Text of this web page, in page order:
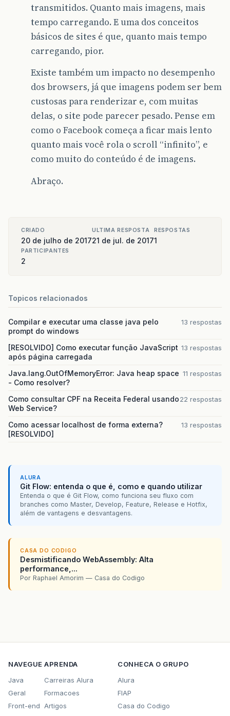
transmitidos. Quanto mais imagens, mais
tempo carregando. E uma dos conceitos
básicos de sites é que, quanto mais tempo
carregando, pior.
Existe também um impacto no desempenho
dos browsers, já que imagens podem ser bem
custosas para renderizar e, com muitas
delas, o site pode parecer pesado. Pense em
como o Facebook começa a ficar mais lento
quanto mais você rola o scroll “infinito”, e
como muito do conteúdo é de imagens.
Abraço.
CRIADO
20 de julho de 2017
ULTIMA RESPOSTA
21 de jul. de 2017
RESPOSTAS
1
PARTICIPANTES
2
Topicos relacionados
Compilar e executar uma classe java pelo
prompt do windows
13 respostas
[RESOLVIDO] Como executar função JavaScript
após página carregada
13 respostas
Java.lang.OutOfMemoryError: Java heap space
- Como resolver?
11 respostas
Como consultar CPF na Receita Federal usando
Web Service?
22 respostas
Como acessar localhost de forma externa?
[RESOLVIDO]
13 respostas
ALURA
Git Flow: entenda o que é, como e quando utilizar
Entenda o que é Git Flow, como funciona seu fluxo com
branches como Master, Develop, Feature, Release e Hotfix,
além de vantagens e desvantagens.
CASA DO CODIGO
Desmistificando WebAssembly: Alta
performance,...
Por Raphael Amorim — Casa do Codigo
NAVEGUE
Java
Geral
Front-end
APRENDA
Carreiras Alura
Formacoes
Artigos
CONHECA O GRUPO
Alura
FIAP
Casa do Codigo